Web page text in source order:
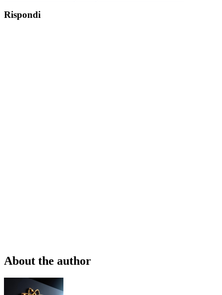
Rispondi
About the author